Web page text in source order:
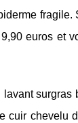
fragile.
euros et
lavant surgras
cuir chevelu